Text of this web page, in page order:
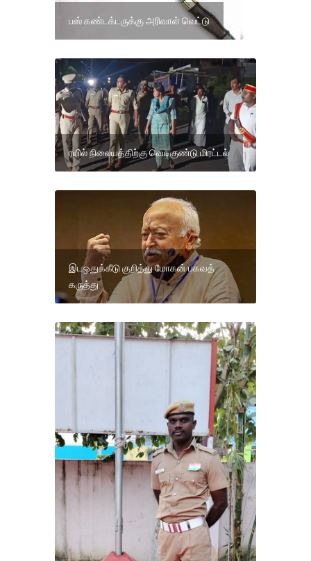
பஸ் கண்டக்டருக்கு அரிவாள் வெட்டு
ரயில் நிலையத்திற்கு வெடிகுண்டு மிரட்டல்
இடஒதுக்கீடு குறித்து மோகன் பகவத்
கருத்து